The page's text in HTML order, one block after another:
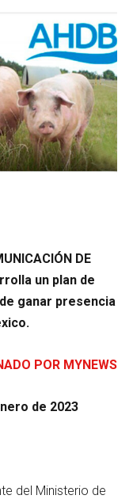
DE
un plan de
ganar presencia
POR MYNEWS
de 2023
del Ministerio de